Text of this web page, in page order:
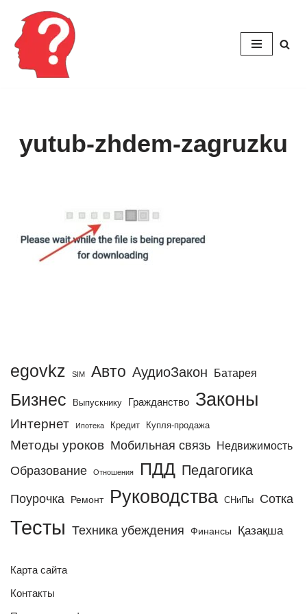
Перейти
содержимому
yutub-zhdem-zagruzku
egovkz SIM Авто АудиоЗакон Батарея
Бизнес Выпускнику Гражданство Законы
Интернет Ипотека Кредит Купля-продажа
Методы уроков Мобильная связь Недвижимость
Образование Отношения ПДД Педагогика
Поурочка Ремонт Руководства СНиПы Сотка
Тесты Техника убеждения Финансы Қазақша
Карта сайта
Контакты